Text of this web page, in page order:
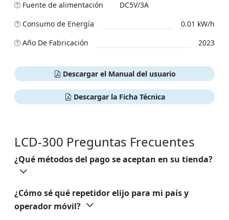
Fuente de alimentación
DC5V/3A
Сonsumo de Energía
0.01 kW/h
Año De Fabricación
2023
Descargar el Manual del usuario
Descargar la Ficha Técnica
LCD-300 Preguntas Frecuentes
¿Qué métodos del pago se aceptan en su tienda?
¿Cómo sé qué repetidor elijo para mi país y
operador móvil?